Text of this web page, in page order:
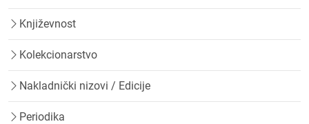
Književnost
Kolekcionarstvo
Nakladnički nizovi / Edicije
Periodika